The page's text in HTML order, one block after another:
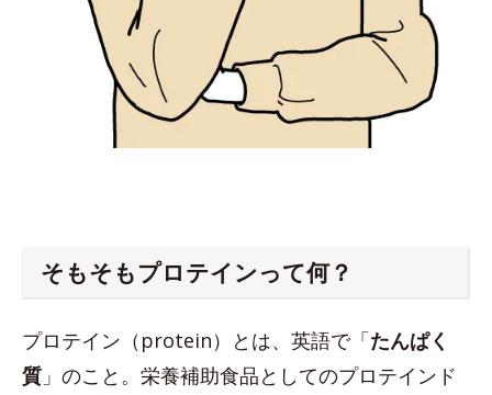
そもそもプロテインって何？
プロテイン（protein）とは、英語で「たんぱく
質 」のこと。栄養補助食品としてのプロテインド